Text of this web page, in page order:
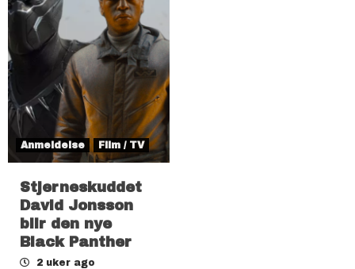
Anmeldelse Film / TV
Stjerneskuddet
David Jonsson
blir den nye
Black Panther
2 uker ago